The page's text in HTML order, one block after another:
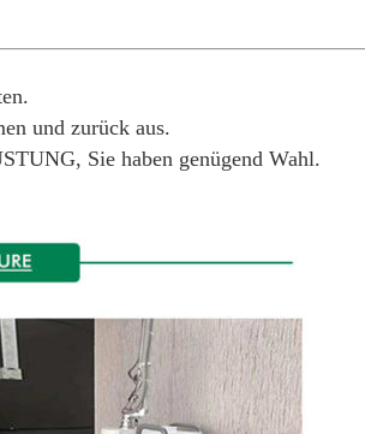
und zurück aus.
Sie haben genügend Wahl.